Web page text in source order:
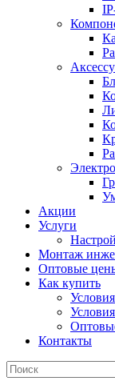
Акции
Услуги
Монтаж
Оптовые
Как купить
Контакты